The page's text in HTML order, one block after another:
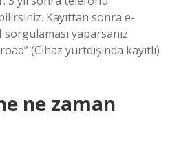
Kayıttan sonra e-
yaparsanız
(Cihaz yurtdışında kayıtlı)
ne zaman